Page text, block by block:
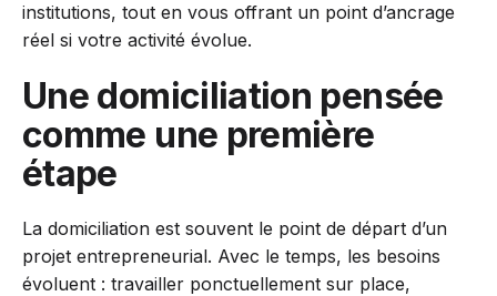
institutions, tout en vous offrant un point d’ancrage
réel si votre activité évolue.
Une domiciliation pensée
comme une première
étape
La domiciliation est souvent le point de départ d’un
projet entrepreneurial. Avec le temps, les besoins
évoluent : travailler ponctuellement sur place,